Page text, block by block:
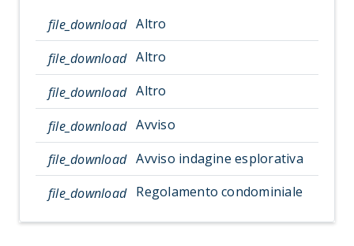
file_download Altro
file_download Altro
file_download Altro
file_download Avviso
file_download Avviso indagine esplorativa
file_download Regolamento condominiale